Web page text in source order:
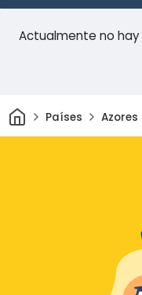
Actualmente no hay
InicioPaíses Azores